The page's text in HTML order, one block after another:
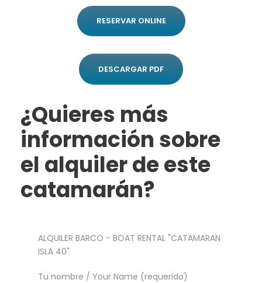
RESERVAR ONLINE
DESCARGAR PDF
¿Quieres más
información sobre
el alquiler de este
catamarán?
ALQUILER BARCO - BOAT RENTAL "CATAMARAN
ISLA 40"
Tu nombre / Your Name (requerido)